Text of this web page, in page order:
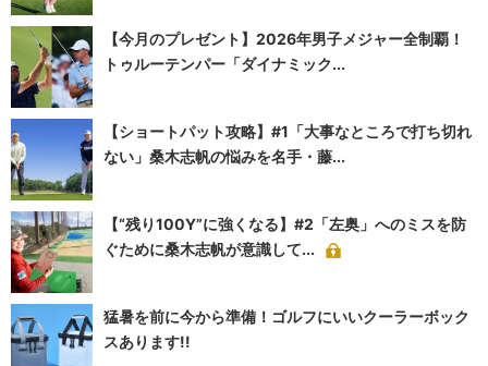
【今月のプレゼント】2026年男子メジャー全制覇！
トゥルーテンパー「ダイナミック...
【ショートパット攻略】#1「大事なところで打ち切れ
ない」桑木志帆の悩みを名手・藤...
【“残り100Y”に強くなる】#2「左奥」へのミスを防
ぐために桑木志帆が意識して...
猛暑を前に今から準備！ゴルフにいいクーラーボック
スあります!!